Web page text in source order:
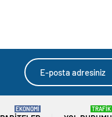
EKONOMİ TRAFİK